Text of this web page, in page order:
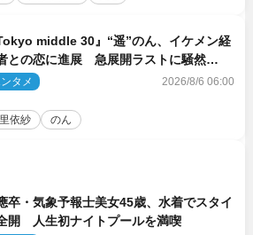
Tokyo middle 30』“遥”のん、イケメン経
との恋に進展 急展開ラストに騒然
…いきなり」「嫌な予感」
タメ 2026/8/6 06:00
依紗 のん
卒・気象予報士美女45歳、水着でスタイ
開 人生初ナイトプールを満喫